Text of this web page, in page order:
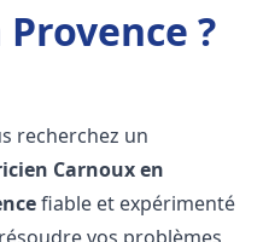
?
recherchez un
Carnoux en
fiable et expérimenté